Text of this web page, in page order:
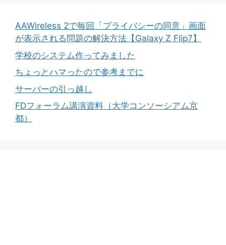
AAWireless 2で毎回「プライバシーの同意」画面
が表示される問題の解決方法【Galaxy Z Flip7】
学校のシステム作ってみました
ちょっとハマったので参考までに
サーバーの引っ越し
FDフォーラム講演資料（大学コンソーシアム京
都）